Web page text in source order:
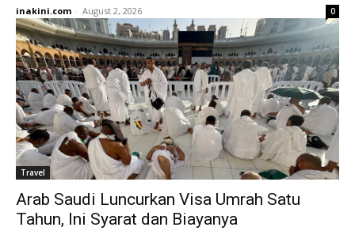
inakini.com - August 2, 2026 0
Travel
Arab Saudi Luncurkan Visa Umrah Satu
Tahun, Ini Syarat dan Biayanya